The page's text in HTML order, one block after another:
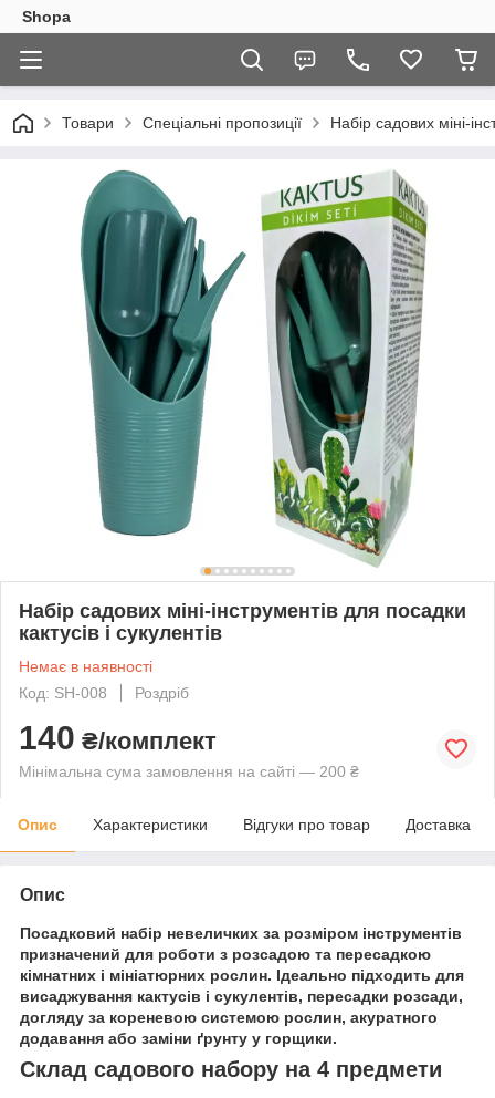
Shopa
Товари Спеціальні пропозиції Набір садових міні-
Набір садових міні-інструментів для посадки
кактусів і сукулентів
Немає в наявності
Код: SH-008
Роздріб
140 ₴/комплект
Мінімальна сума замовлення на сайті — 200 ₴
Опис Характеристики Відгуки про товар Доставка
Опис
Посадковий набір невеличких за розміром інструментів
призначений для роботи з розсадою та пересадкою
кімнатних і мініатюрних рослин. Ідеально підходить для
висаджування кактусів і сукулентів, пересадки розсади,
догляду за кореневою системою рослин, акуратного
додавання або заміни ґрунту у горщики.
Склад садового набору на 4 предмети